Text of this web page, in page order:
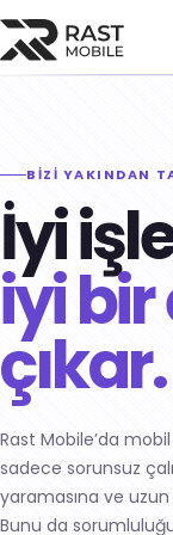
Ekibimiz
Yetkinliklerimiz
Kariyer
Hizmetler
Tüm Hizmetler
Danışmanlık
Mobil
Web Uygulama
Dynamics 365
DevOps
Sektörler
Tüm Sektörler
Otomotiv ve
Lojistik ve
Perakende ve
Ürünler
Tüm Ürünler →
Teknisyen
Kurye Takip
BİZİ YAKINDAN
İyi
iyi
çıkar.
Rast Mobile’da
sadece sorunsuz
yaramasına ve
Bunu da